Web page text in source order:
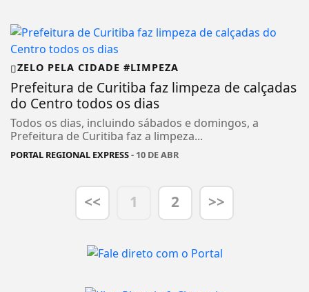
ZELO PELA CIDADE #LIMPEZA
Prefeitura de Curitiba faz limpeza de calçadas
do Centro todos os dias
Todos os dias, incluindo sábados e domingos, a
Prefeitura de Curitiba faz a limpeza...
PORTAL REGIONAL EXPRESS- 10 DE ABR
<< 1 2 >>